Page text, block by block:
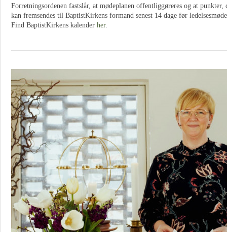
Forretningsordenen fastslår, at mødeplanen offentliggøreres og at punkter,
kan fremsendes til BaptistKirkens formand senest 14 dage før
Find BaptistKirkens kalender her.